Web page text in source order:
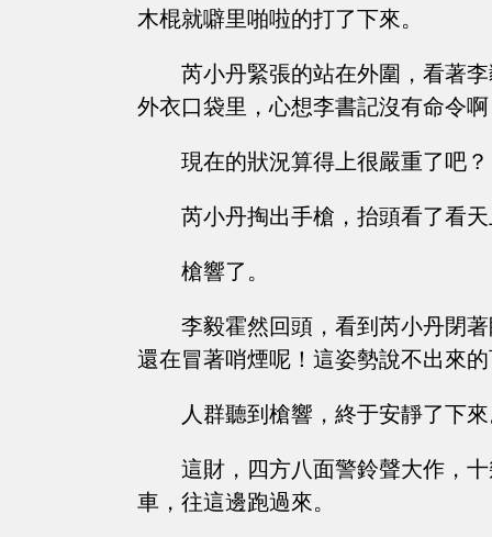
木棍就噼里啪啦的打了下來。
芮小丹緊張的站在外圍，看著
外衣口袋里，心想李書記沒有命令
現在的狀況算得上很嚴重了吧？
芮小丹掏出手槍，抬頭看了看
槍響了。
李毅霍然回頭，看到芮小丹閉
還在冒著哨煙呢！這姿勢說不出來
人群聽到槍響，終于安靜了下
這財，四方八面警鈴聲大作，
車，往這邊跑過來。